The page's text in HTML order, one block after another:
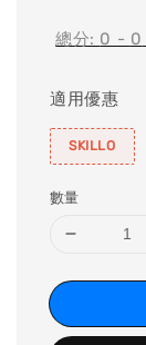
總分: 0 - 0
適用優惠
SKILLO
數量